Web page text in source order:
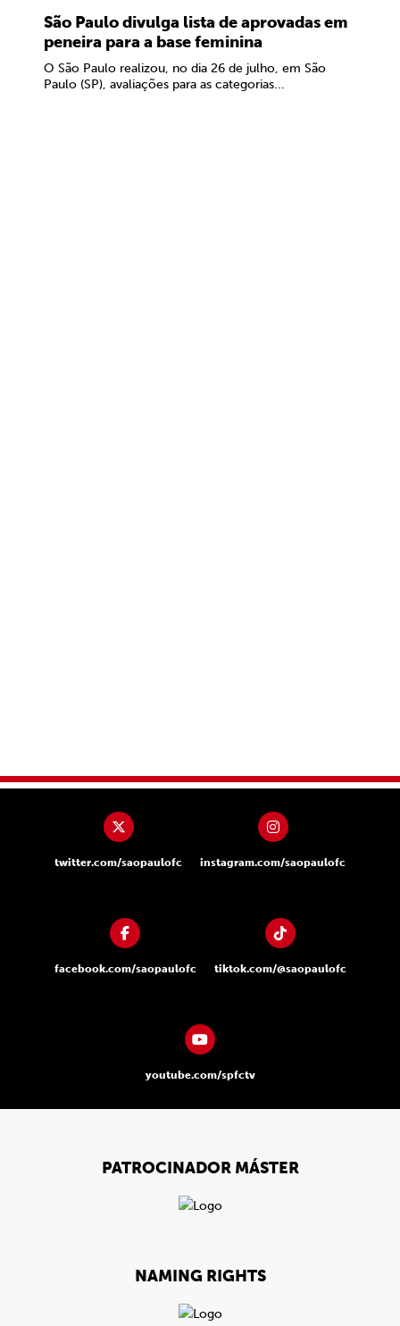
São Paulo divulga lista de aprovadas em
peneira para a base feminina
O São Paulo realizou, no dia 26 de julho, em São
Paulo (SP), avaliações para as categorias...
twitter.com/saopaulofc instagram.com/saopaulofc
facebook.com/saopaulofc tiktok.com/@saopaulofc
youtube.com/spfctv
PATROCINADOR MÁSTER
NAMING RIGHTS